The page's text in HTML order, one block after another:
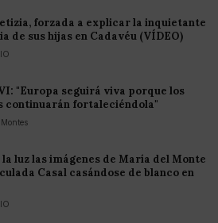
forzada a explicar la inquietante
de sus hijas en Cadavéu (VÍDEO)
"Europa seguirá viva porque los
continuarán fortaleciéndola"
la luz las imágenes de María del Monte
Casal casándose de blanco en